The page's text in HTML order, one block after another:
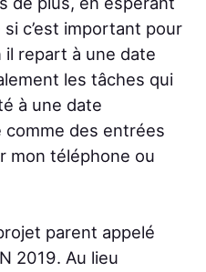
c’est important pour
repart à une date
les tâches qui
à une date
des entrées
mon téléphone ou
parent appelé
2019. Au lieu